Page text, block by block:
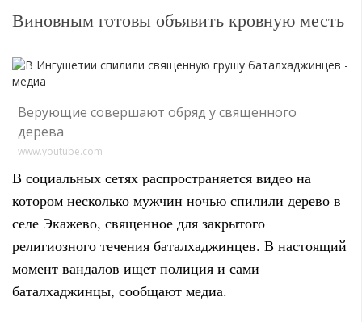
Виновным готовы объявить кровную месть
Верующие совершают обряд у священного
дерева
www.youtube.com
В социальных сетях распространяется видео на
котором несколько мужчин ночью спилили дерево в
селе Экажево, священное для закрытого
религиозного течения баталхаджинцев. В настоящий
момент вандалов ищет полиция и сами
баталхаджинцы, сообщают медиа.